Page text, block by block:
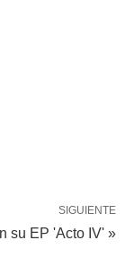
SIGUIENTE
su EP 'Acto IV' »